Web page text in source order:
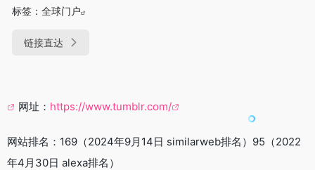
标签： 全球门户
链接直达
网址： https://www.tumblr.com/
网站排名：169（2024年9月14日 similarweb排名）95（2022
年4月30日 alexa排名）